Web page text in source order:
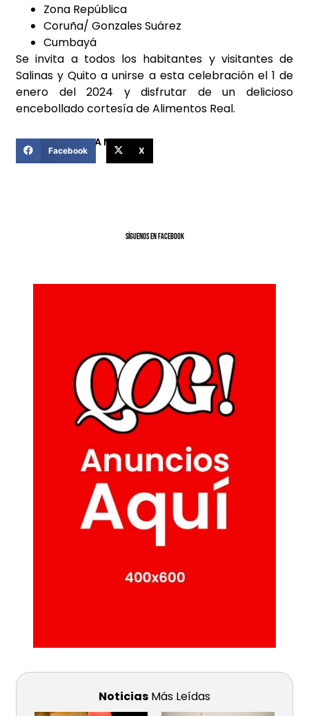
Zona República
Coruña/ Gonzales Suárez
Cumbayá
Se invita a todos los habitantes y visitantes de
Salinas y Quito a unirse a esta celebración el 1 de
enero del 2024 y disfrutar de un delicioso
encebollado cortesía de Alimentos Real.
COMPARTIR ESTA NOTICIA
Facebook X
SíGUENOS EN FACEBOOK
Noticias Más Leídas